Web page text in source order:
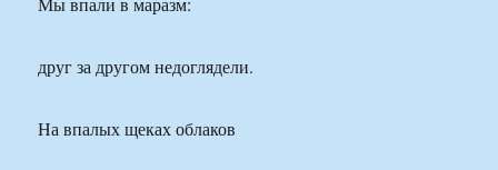
друг за другом недоглядели.
На впалых щеках облаков